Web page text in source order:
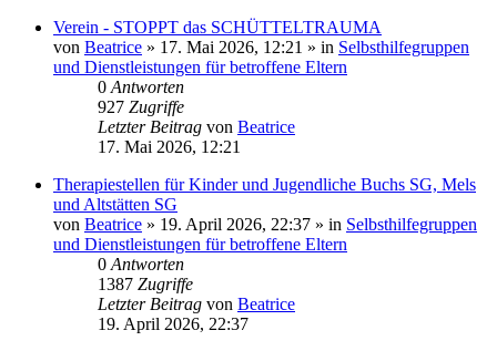
Verein - STOPPT das SCHÜTTELTRAUMA
von Beatrice » 17. Mai 2026, 12:21 » in Selbsthilfegruppen
und Dienstleistungen für betroffene Eltern
0 Antworten
927 Zugriffe
Letzter Beitrag von Beatrice
17. Mai 2026, 12:21
Therapiestellen für Kinder und Jugendliche Buchs SG, Mels
und Altstätten SG
von Beatrice » 19. April 2026, 22:37 » in Selbsthilfegruppen
und Dienstleistungen für betroffene Eltern
0 Antworten
1387 Zugriffe
Letzter Beitrag von Beatrice
19. April 2026, 22:37